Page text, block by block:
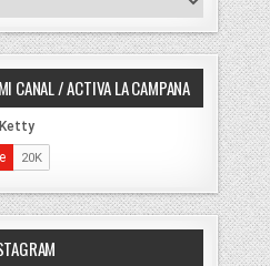
CANAL / ACTIVA LA CAMPANA